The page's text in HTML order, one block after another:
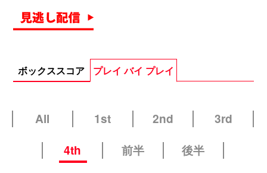
ボックススコア プレイ バイ プレイ
All 1st 2nd
3rd
4th
前半 後半